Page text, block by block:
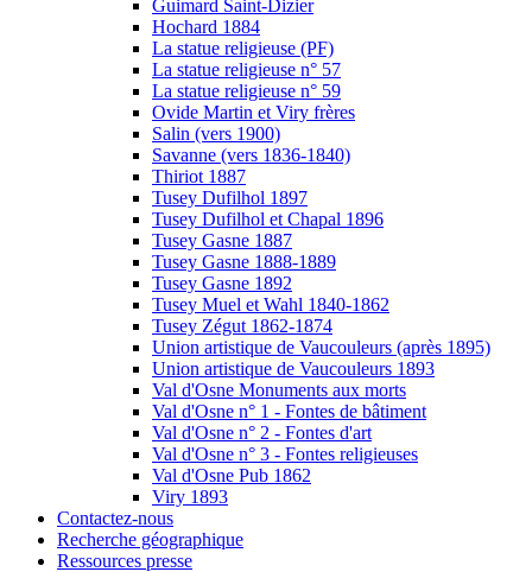
Guimard Saint-Dizier
Hochard 1884
La statue religieuse (PF)
La statue religieuse n° 57
La statue religieuse n° 59
Ovide Martin et Viry frères
Salin (vers 1900)
Savanne (vers 1836-1840)
Thiriot 1887
Tusey Dufilhol 1897
Tusey Dufilhol et Chapal 1896
Tusey Gasne 1887
Tusey Gasne 1888-1889
Tusey Gasne 1892
Tusey Muel et Wahl 1840-1862
Tusey Zégut 1862-1874
Union artistique de Vaucouleurs (après 1895)
Union artistique de Vaucouleurs 1893
Val d'Osne Monuments aux morts
Val d'Osne n° 1 - Fontes de bâtiment
Val d'Osne n° 2 - Fontes d'art
Val d'Osne n° 3 - Fontes religieuses
Val d'Osne Pub 1862
Viry 1893
Contactez-nous
Recherche géographique
Ressources presse